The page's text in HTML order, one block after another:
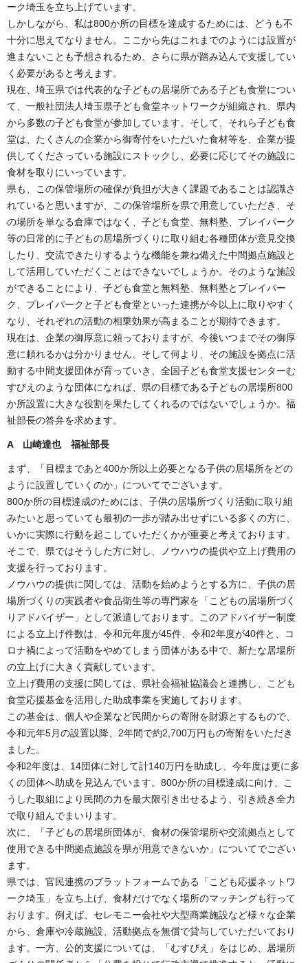
ーク埼玉を立ち上げています。
しかしながら、私は800か所の目標を達成するためには、どうも不
十分に思えてなりません。ここから先はこれまでのようには設置が
進まないことも予想されるため、さらに県が踏み込んで支援してい
く必要があると考えます。
現在、埼玉県では代表的な子どもの居場所である子ども食堂につい
て、一般社団法人埼玉県子ども食堂ネットワークが組織され、県内
から多数の子ども食堂が参加しています。そして、それら子ども食
堂は、たくさんの企業から御寄付をいただいた食材等を、企業が提
供してくださっている施設にストックし、必要に応じてその施設に
食材を取りにいっています。
県も、この保管場所の確保が負担が大きく課題であることは認識さ
れていると思いますが、この保管場所を県で用意していただき、そ
の場所を単なる倉庫ではなく、子ども食堂、無料塾、プレイパーク
等の日常的に子どもの居場所づくりに取り組む各種団体が意見交換
したり、交流できたりするような機能を兼ね備えた中間拠点施設と
して活用していただくことはできないでしょうか。そのような施設
ができることにより、子ども食堂と無料塾、無料塾とプレイパー
ク、プレイパークと子ども食堂といった連携が今以上に取りやすく
なり、それぞれの活動の相乗効果が高まることが期待できます。
現在は、企業の御厚意に頼っておりますが、今後いつまでその御厚
意に頼れるかは分かりません。そして何より、その施設を拠点に活
動する中間支援団体が育っていき、全国子ども食堂支援センターむ
すびえのような団体になれば、県の目標である子どもの居場所800
か所設置に大きな役割を果たしてくれるのではないでしょうか。福
祉部長の答弁を求めます。
A 山崎達也 福祉部長
まず、「目標まであと400か所以上必要となる子供の居場所をどの
ように設置していくのか」についてでございます。
800か所の目標達成のためには、子供の居場所づくり活動に取り組
みたいと思っていても最初の一歩が踏み出せずにいる多くの方に、
いかに実際に行動を起こしていただくかが重要と考えております。
そこで、県ではそうした方に対し、ノウハウの提供や立上げ費用の
支援を行っております。
ノウハウの提供に関しては、活動を始めようとする方に、子供の居
場所づくりの実践者や食品衛生等の専門家を「こどもの居場所づく
りアドバイザー」として派遣しております。このアドバイザー制度
による立上げ件数は、令和元年度が45件、令和2年度が40件と、コ
ロナ禍によって活動をやめてしまう団体がある中で、新たな居場所
の立上げに大きく貢献しています。
立上げ費用の支援に関しては、県社会福祉協議会と連携し、こども
食堂応援基金を活用した助成事業を実施しております。
この基金は、個人や企業など民間からの寄附を財源とするもので、
令和元年5月の設置以降、2年間で約2,700万円もの寄附をいただき
ました。
令和2年度は、14団体に対して計140万円を助成し、今年度は更に多
くの団体へ助成を見込んでいます。800か所の目標達成に向け、こ
うした取組により民間の力を最大限引き出せるよう、引き続き全力
で取り組んでまいります。
次に、「子どもの居場所団体が、食材の保管場所や交流拠点として
使用できる中間拠点施設を県が用意できないか」についてでござい
ます。
県では、官民連携のプラットフォームである「こども応援ネットワ
ーク埼玉」を立ち上げ、食材だけでなく場所のマッチングも行って
おります。例えば、セレモニー会社や大型商業施設など様々な企業
から、倉庫や冷蔵施設、活動拠点を無償で貸与していただいており
ます。一方、公的支援については、「むすびえ」をはじめ、居場所